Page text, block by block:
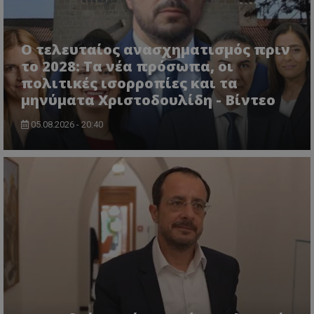
Ο τελευταίος ανασχηματισμός πριν
το 2028: Τα νέα πρόσωπα, οι
πολιτικές ισορροπίες και τα
μηνύματα Χριστοδουλίδη - Βίντεο
05.08.2026 - 20:40
VISITOR_PRIVACY_METADATA
.youtube.com